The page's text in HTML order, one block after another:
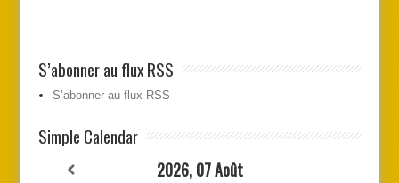
S’abonner au flux RSS
S’abonner au flux RSS
Simple Calendar
2026, 07 Août